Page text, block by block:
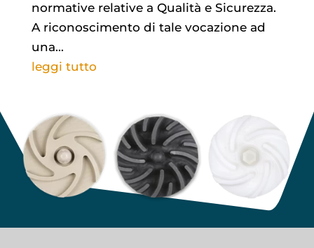
normative relative a Qualità e Sicurezza.
A riconoscimento di tale vocazione ad
una...
leggi tutto